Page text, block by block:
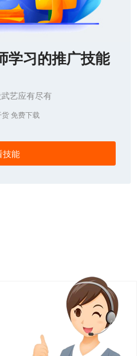
学习的推广技能
艺应有尽有
免费下载
技能